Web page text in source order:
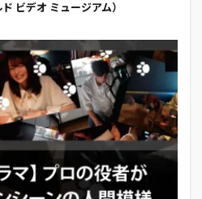
ビデオ ミュージアム）